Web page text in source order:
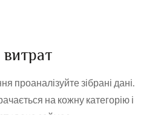
проаналізуйте зібрані дані.
на кожну категорію і